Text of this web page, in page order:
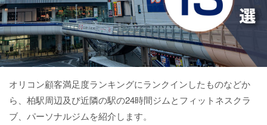
オリコン顧客満足度ランキングにランクインしたものなどか
ら、柏駅周辺及び近隣の駅の24時間ジムとフィットネスクラ
ブ、パーソナルジムを紹介します。